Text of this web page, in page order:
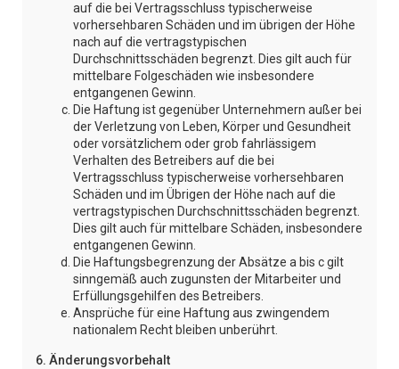
auf die bei Vertragsschluss typischerweise
vorhersehbaren Schäden und im übrigen der Höhe
nach auf die vertragstypischen
Durchschnittsschäden begrenzt. Dies gilt auch für
mittelbare Folgeschäden wie insbesondere
entgangenen Gewinn.
Die Haftung ist gegenüber Unternehmern außer bei
der Verletzung von Leben, Körper und Gesundheit
oder vorsätzlichem oder grob fahrlässigem
Verhalten des Betreibers auf die bei
Vertragsschluss typischerweise vorhersehbaren
Schäden und im Übrigen der Höhe nach auf die
vertragstypischen Durchschnittsschäden begrenzt.
Dies gilt auch für mittelbare Schäden, insbesondere
entgangenen Gewinn.
Die Haftungsbegrenzung der Absätze a bis c gilt
sinngemäß auch zugunsten der Mitarbeiter und
Erfüllungsgehilfen des Betreibers.
Ansprüche für eine Haftung aus zwingendem
nationalem Recht bleiben unberührt.
6. Änderungsvorbehalt